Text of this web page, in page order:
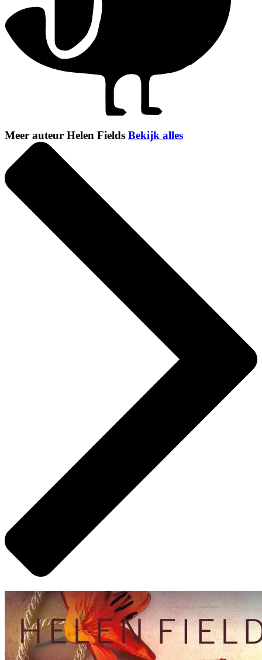
Meer auteur Helen Fields Bekijk alles